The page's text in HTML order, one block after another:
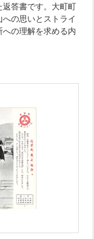
答書です。大町町
の思いとストライ
の理解を求める内